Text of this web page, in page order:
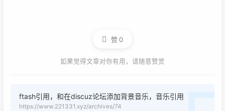
赞0
如果觉得文章对你有用，请随意赞赏
ftash引用，和在discuz论坛添加背景音乐，音乐引用
https://www.221331.xyz/archives/74